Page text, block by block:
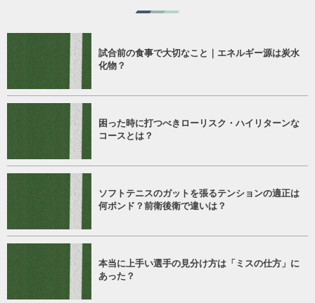
試合前の食事で大切なこと｜エネルギー源は炭水
化物？
困った時に打つべきローリスク・ハイリターンな
コースとは？
ソフトテニスのガットを張るテンションの適正は
何ポンド？前衛後衛で違いは？
本当に上手い選手の見分け方は「ミスの仕方」に
あった？